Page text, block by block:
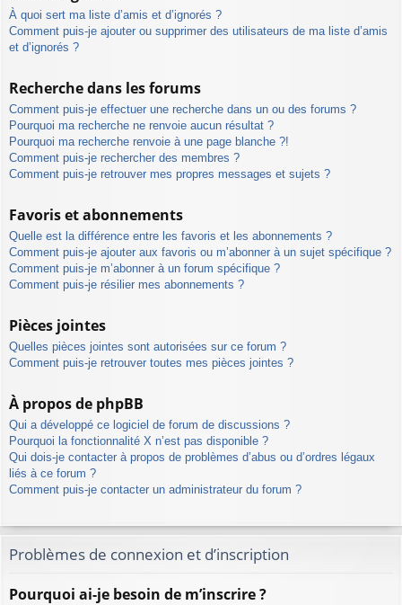
À quoi sert ma liste d’amis et d’ignorés ?
Comment puis-je ajouter ou supprimer des utilisateurs de ma liste d’amis
et d’ignorés ?
Recherche dans les forums
Comment puis-je effectuer une recherche dans un ou des forums ?
Pourquoi ma recherche ne renvoie aucun résultat ?
Pourquoi ma recherche renvoie à une page blanche ?!
Comment puis-je rechercher des membres ?
Comment puis-je retrouver mes propres messages et sujets ?
Favoris et abonnements
Quelle est la différence entre les favoris et les abonnements ?
Comment puis-je ajouter aux favoris ou m’abonner à un sujet spécifique ?
Comment puis-je m’abonner à un forum spécifique ?
Comment puis-je résilier mes abonnements ?
Pièces jointes
Quelles pièces jointes sont autorisées sur ce forum ?
Comment puis-je retrouver toutes mes pièces jointes ?
À propos de phpBB
Qui a développé ce logiciel de forum de discussions ?
Pourquoi la fonctionnalité X n’est pas disponible ?
Qui dois-je contacter à propos de problèmes d’abus ou d’ordres légaux
liés à ce forum ?
Comment puis-je contacter un administrateur du forum ?
Problèmes de connexion et d’inscription
Pourquoi ai-je besoin de m’inscrire ?